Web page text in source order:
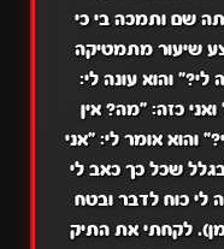
שם ותמכה בי כי
שיעור מתמטיקה
והוא עונה לי:
כזה: "מה? אין
אומר לי: "אני
שכל כך כאב לי
לי כוח לדבר ובטח
לקחתי את התיק